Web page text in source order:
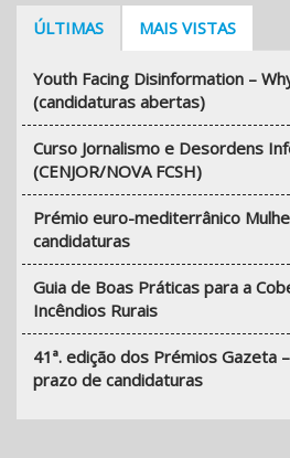
ÚLTIMAS MAIS VISTAS
Youth Facing Disinformation –
(candidaturas abertas)
Curso Jornalismo e Desordens
(CENJOR/NOVA FCSH)
Prémio euro-mediterrânico
candidaturas
Guia de Boas Práticas para a
Incêndios Rurais
41ª. edição dos Prémios Gazeta
prazo de candidaturas